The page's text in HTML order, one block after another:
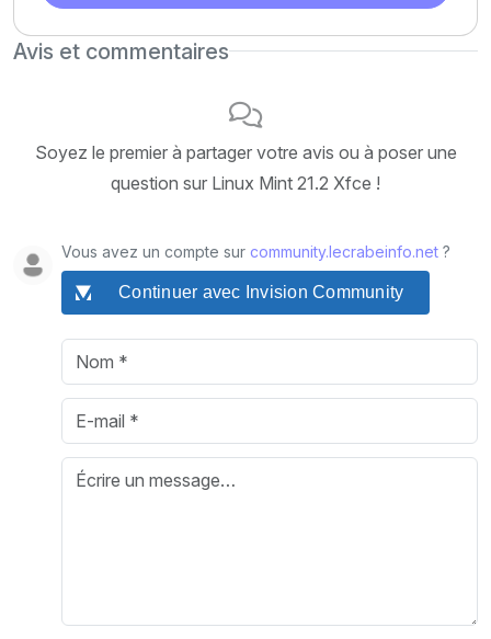
Avis et commentaires
Soyez le premier à partager votre avis ou à poser une
question sur Linux Mint 21.2 Xfce !
Vous avez un compte sur community.lecrabeinfo.net ?
Continuer avec Invision Community